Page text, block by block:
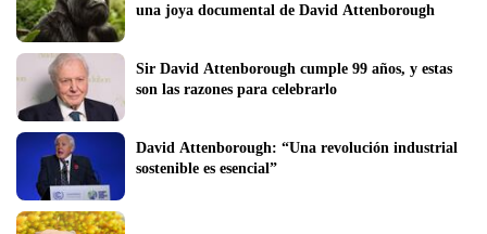
una joya documental de David Attenborough
Sir David Attenborough cumple 99 años, y estas
son las razones para celebrarlo
David Attenborough: “Una revolución industrial
sostenible es esencial”